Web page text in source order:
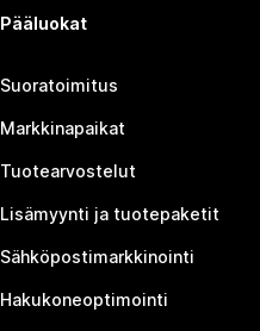
Pääluokat
Suoratoimitus
Markkinapaikat
Tuotearvostelut
Lisämyynti ja tuotepaketit
Sähköpostimarkkinointi
Hakukoneoptimointi